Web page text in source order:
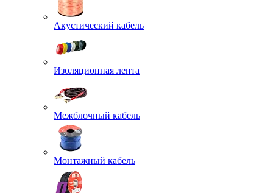
Акустический кабель
Изоляционная лента
Межблочный кабель
Монтажный кабель